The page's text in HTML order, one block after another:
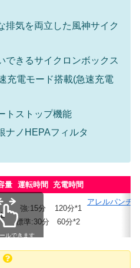
排気を両立した風神サイク
できるサイクロンボックス
充電モード搭載(急速充電
トストップ機能
ナノHEPAフィルタ
量 運転時間 充電時間
強:15分
標準:30分
120分*1
60分*2
アレルパンチ
ルできます